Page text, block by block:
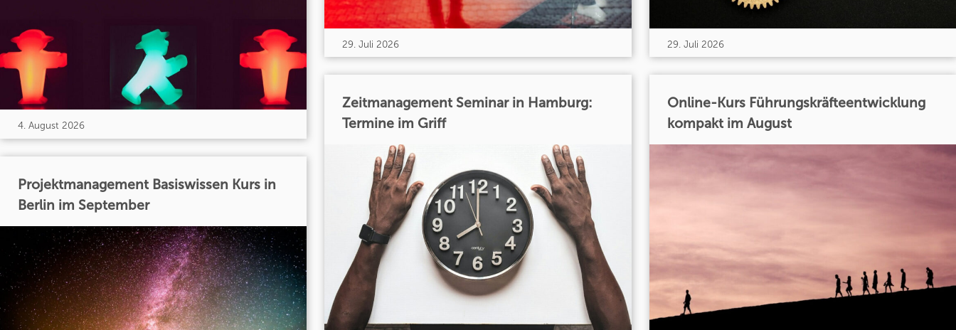
4. August 2026
Projektmanagement Basiswissen Kurs in
Berlin im September
29. Juli 2026
Zeitmanagement Seminar in Hamburg:
Termine im Griff
29. Juli 2026
Online-Kurs Führungskräfteentwicklung
kompakt im August